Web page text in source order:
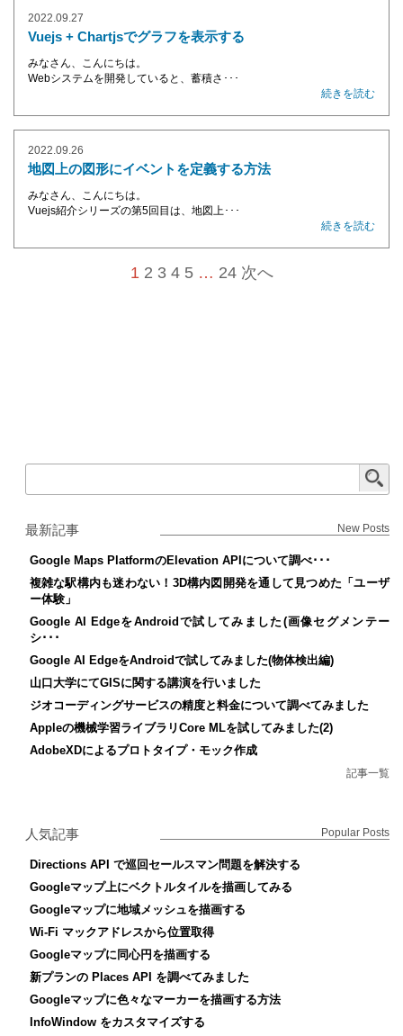
2022.09.27
Vuejs + Chartjsでグラフを表示する
みなさん、こんにちは。
Webシステムを開発していると、蓄積さ･･･
続きを読む
2022.09.26
地図上の図形にイベントを定義する方法
みなさん、こんにちは。
Vuejs紹介シリーズの第5回目は、地図上･･･
続きを読む
1 2 3 4 5 … 24 次へ
最新記事 New Posts
Google Maps PlatformのElevation APIについて調べ･･･
複雑な駅構内も迷わない！3D構内図開発を通して見つめた「ユーザ
ー体験」
Google AI EdgeをAndroidで試してみました(画像セグメンテー
シ･･･
Google AI EdgeをAndroidで試してみました(物体検出編)
山口大学にてGISに関する講演を行いました
ジオコーディングサービスの精度と料金について調べてみました
Appleの機械学習ライブラリCore MLを試してみました(2)
AdobeXDによるプロトタイプ・モック作成
記事一覧
人気記事 Popular Posts
Directions API で巡回セールスマン問題を解決する
Googleマップ上にベクトルタイルを描画してみる
Googleマップに地域メッシュを描画する
Wi-Fi マックアドレスから位置取得
Googleマップに同心円を描画する
新プランの Places API を調べてみました
Googleマップに色々なマーカーを描画する方法
InfoWindow をカスタマイズする